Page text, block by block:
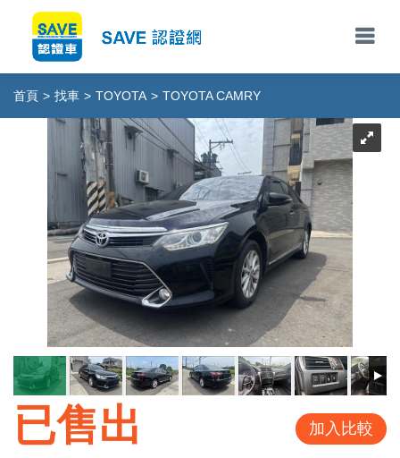
首頁 > 找車 > TOYOTA > TOYOTA CAMRY
已售出 加入比較